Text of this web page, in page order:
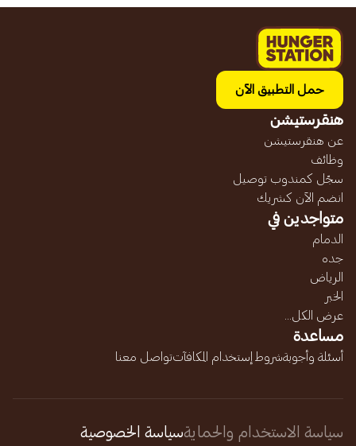
حمل التطبيق الآن
هنقرستيشن
عن هنقرستيشن
وظائف
سجّل كمندوب توصيل
انضم الآن كشريك
متواجدين في
الدمام
جده
الرياض
الخبر
عرض الكل...
مساعدة
أسئلة وأجوبةشروط إستخدام المكافآتتواصل معنا
سياسة الاستخدام والحمايةسياسة الخصوصية